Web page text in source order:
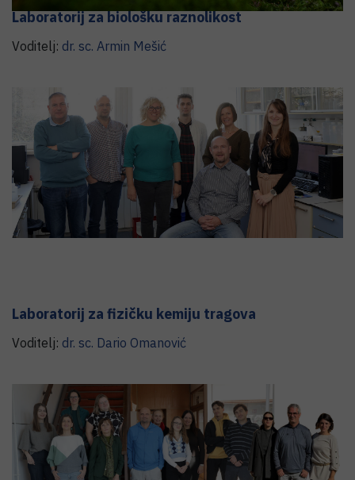
Laboratorij za biološku raznolikost
Voditelj: dr. sc. Armin Mešić
Laboratorij za fizičku kemiju tragova
Voditelj: dr. sc. Dario Omanović